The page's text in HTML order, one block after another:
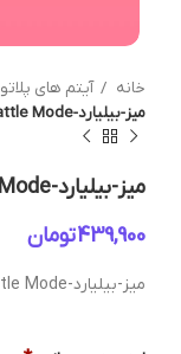
خانه آیتم های پلاتو
میز-بیلیارد-Chromatron Battle Mode
میز-بیلیارد-Chromatron Battle Mode
تومان
میز-بیلیارد-Chromatron Battle Mode